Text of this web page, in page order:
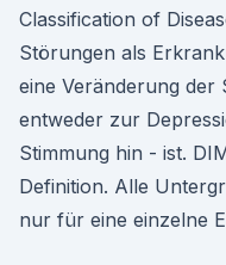
Classification of
Störungen als
eine Veränderung der
entweder zur
Stimmung hin - ist.
Definition. Alle
nur für eine einzelne